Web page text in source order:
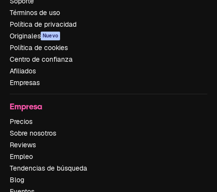
Términos de uso
Política de privacidad
Originales Nuevo
Política de cookies
Centro de confianza
Afiliados
Empresas
Empresa
Precios
Sobre nosotros
Reviews
Empleo
Tendencias de búsqueda
Blog